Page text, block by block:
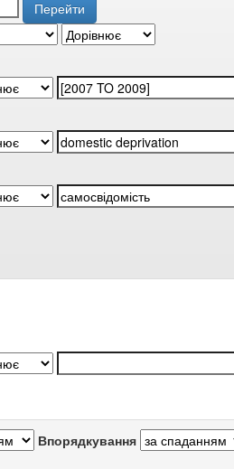
Впорядкування